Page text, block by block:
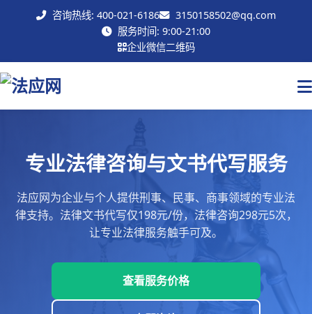
咨询热线: 400-021-6186
3150158502@qq.com
服务时间: 9:00-21:00
企业微信二维码
专业法律咨询与文书代写服务
法应网为企业与个人提供刑事、民事、商事领域的专业法
律支持。法律文书代写仅198元/份，法律咨询298元5次，
让专业法律服务触手可及。
查看服务价格